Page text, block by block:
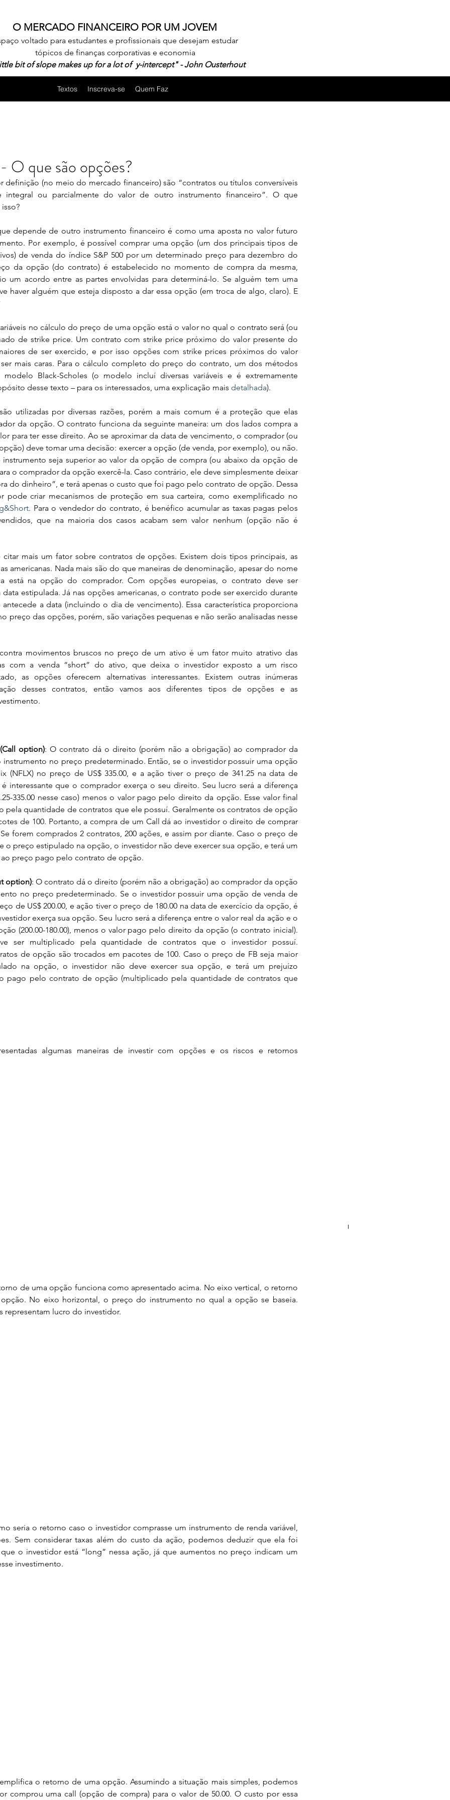
O MERCADO FINANCEIRO POR UM JOVEM
voltado para estudantes e profissionais que desejam estudar
tópicos de finanças corporativas e economia
bit of slope makes up for a lot of y-intercept" - John Ousterhout
mesmo
Redução do Spread Bancário
O que são opções?
integral ou parcialmente do valor de outro instrumento financeiro”. O que
Por exemplo, é possível comprar uma opção (um dos principais tipos de
de venda do índice S&P 500 por um determinado preço para dezembro do
da opção (do contrato) é estabelecido no momento de compra da mesma,
um acordo entre as partes envolvidas para determiná-lo. Se alguém tem uma
haver alguém que esteja disposto a dar essa opção (em troca de algo, claro). E
de strike price. Um contrato com strike price próximo do valor presente do
de ser exercido, e por isso opções com strike prices próximos do valor
mais caras. Para o cálculo completo do preço do contrato, um dos métodos
Black-Scholes (o modelo incluí diversas variáveis e é extremamente
desse texto – para os interessados, uma explicação mais detalhada).
da opção. O contrato funciona da seguinte maneira: um dos lados compra a
para ter esse direito. Ao se aproximar da data de vencimento, o comprador (ou
deve tomar uma decisão: exercer a opção (de venda, por exemplo), ou não.
seja superior ao valor da opção de compra (ou abaixo da opção de
o comprador da opção exercê-la. Caso contrário, ele deve simplesmente deixar
do dinheiro”, e terá apenas o custo que foi pago pelo contrato de opção. Dessa
pode criar mecanismos de proteção em sua carteira, como exemplificado no
. Para o vendedor do contrato, é benéfico acumular as taxas pagas pelos
que na maioria dos casos acabam sem valor nenhum (opção não é
americanas. Nada mais são do que maneiras de denominação, apesar do nome
está na opção do comprador. Com opções europeias, o contrato deve ser
estipulada. Já nas opções americanas, o contrato pode ser exercido durante
a data (incluindo o dia de vencimento). Essa característica proporciona
preço das opções, porém, são variações pequenas e não serão analisadas nesse
com a venda “short” do ativo, que deixa o investidor exposto a um risco
as opções oferecem alternativas interessantes. Existem outras inúmeras
desses contratos, então vamos aos diferentes tipos de opções e as
option): O contrato dá o direito (porém não a obrigação) ao comprador da
no preço predeterminado. Então, se o investidor possuir uma opção
(NFLX) no preço de US$ 335.00, e a ação tiver o preço de 341.25 na data de
interessante que o comprador exerça o seu direito. Seu lucro será a diferença
335.00 nesse caso) menos o valor pago pelo direito da opção. Esse valor final
pela quantidade de contratos que ele possuí. Geralmente os contratos de opção
de 100. Portanto, a compra de um Call dá ao investidor o direito de comprar
forem comprados 2 contratos, 200 ações, e assim por diante. Caso o preço de
o preço estipulado na opção, o investidor não deve exercer sua opção, e terá um
preço pago pelo contrato de opção.
option): O contrato dá o direito (porém não a obrigação) ao comprador da opção
no preço predeterminado. Se o investidor possuir uma opção de venda de
de US$ 200.00, e ação tiver o preço de 180.00 na data de exercício da opção, é
exerça sua opção. Seu lucro será a diferença entre o valor real da ação e o
(200.00-180.00), menos o valor pago pelo direito da opção (o contrato inicial).
ser multiplicado pela quantidade de contratos que o investidor possuí.
de opção são trocados em pacotes de 100. Caso o preço de FB seja maior
na opção, o investidor não deve exercer sua opção, e terá um prejuízo
pago pelo contrato de opção (multiplicado pela quantidade de contratos que
algumas maneiras de investir com opções e os riscos e retornos
No eixo horizontal, o preço do instrumento no qual a opção se baseia.
representam lucro do investidor.
Sem considerar taxas além do custo da ação, podemos deduzir que ela foi
o investidor está “long” nessa ação, já que aumentos no preço indicam um
investimento.
comprou uma call (opção de compra) para o valor de 50.00. O custo por essa
Textos Inscreva-se Quem Faz